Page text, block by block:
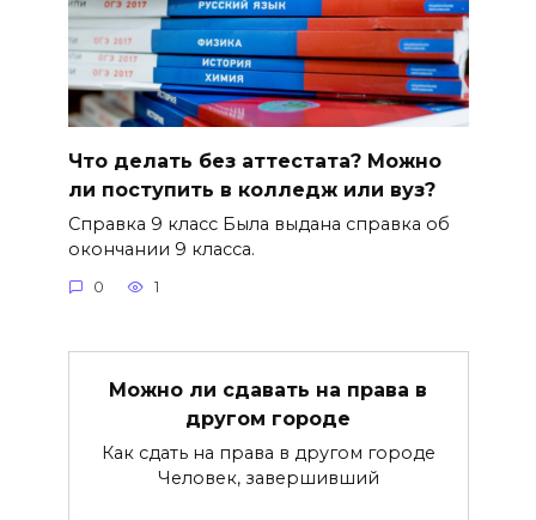
Что делать без аттестата? Можно
ли поступить в колледж или вуз?
Справка 9 класс Была выдана справка об
окончании 9 класса.
0 1
Можно ли сдавать на права в
другом городе
Как сдать на права в другом городе
Человек, завершивший